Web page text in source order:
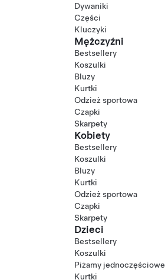
Dywaniki
Części
Kluczyki
Mężczyźni
Bestsellery
Koszulki
Bluzy
Kurtki
Odzież sportowa
Czapki
Skarpety
Kobiety
Bestsellery
Koszulki
Bluzy
Kurtki
Odzież sportowa
Czapki
Skarpety
Dzieci
Bestsellery
Koszulki
Piżamy jednoczęściowe
Kurtki